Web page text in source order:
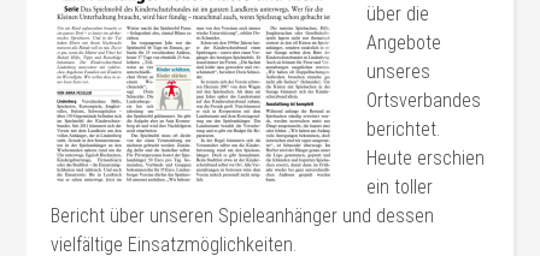
über die
Angebote
unseres
Ortsverbandes
berichtet.
Heute erschien
ein toller
Bericht über unseren Spieleanhänger und dessen
vielfältige Einsatzmöglichkeiten.